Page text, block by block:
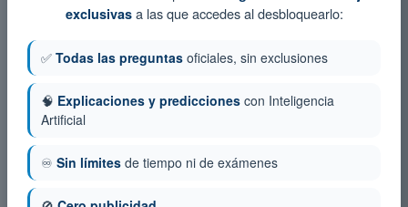
exclusivasa las que accedes al desbloquearlo:
✅ Todas las preguntas oficiales, sin exclusiones
🧠 Explicaciones y predicciones con Inteligencia
Artificial
♾️ Sin límites de tiempo ni de exámenes